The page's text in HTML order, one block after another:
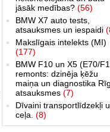
jāsāk medības? (56)
BMW X7 auto tests,
atsauksmes un iespaidi
Makslīgais intelekts (MI)
(177)
BMW F10 un X5 (E70/
remonts: dzinēja ķēžu
maiņa un diagnostika
atsauksmes (7)
Dīvaini transportlīdzekļi
ceļa. (8)